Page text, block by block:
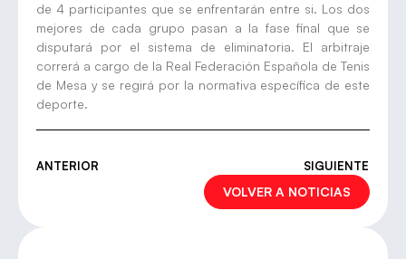
de 4 participantes que se enfrentarán entre si. Los dos
mejores de cada grupo pasan a la fase final que se
disputará por el sistema de eliminatoria. El arbitraje
correrá a cargo de la Real Federación Española de Tenis
de Mesa y se regirá por la normativa específica de este
deporte.
ANTERIOR SIGUIENTE
VOLVER A NOTICIAS